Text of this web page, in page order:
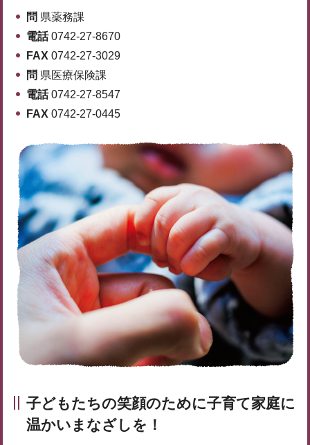
問 県薬務課
電話0742-27-8670
FAX 0742-27-3029
問 県医療保険課
電話0742-27-8547
FAX 0742-27-0445
子どもたちの笑顔のために子育て家庭に
温かいまなざしを！